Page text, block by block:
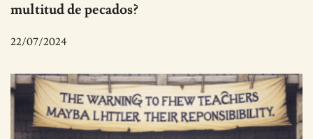
multitud de pecados?
22/07/2024